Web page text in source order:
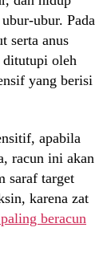
ubur. Pada
serta anus
ditutupi oleh
yang berisi
apabila
racun ini akan
saraf target
karena zat
beracun